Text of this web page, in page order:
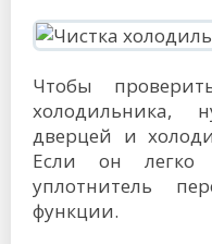
Чтобы
холодильника,
дверцей и
Если он легко
уплотнитель
функции.